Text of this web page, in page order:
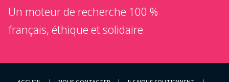
Un moteur de recherche 100 %
français, éthique et solidaire